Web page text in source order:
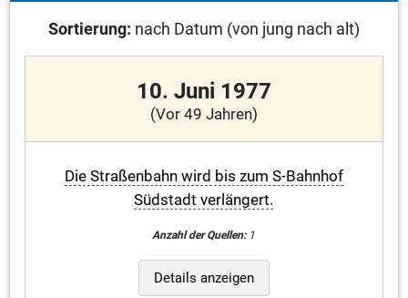
Sortierung: nach Datum (von jung nach alt)
10. Juni 1977
(Vor 49 Jahren)
Die Straßenbahn wird bis zum S-Bahnhof
Südstadt verlängert.
Anzahl der Quellen:1
Details anzeigen